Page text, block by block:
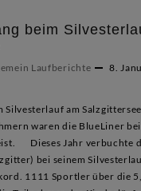
beim
Laufberichte
8.
Silvesterlauf am
waren die BlueLiner
Dieses Jahr verbuchte
bei seinem
1111 Sportler über die